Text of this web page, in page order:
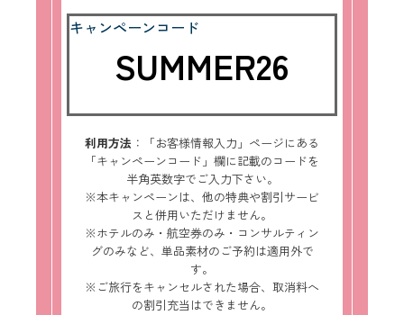
キャンペーンコード
SUMMER26
利用方法 ：「お客様情報入力」ページにある
「キャンペーンコード」欄に記載のコードを
半角英数字でご入力下さい。
※本キャンペーンは、他の特典や割引サービ
スと併用いただけません。
※ホテルのみ・航空券のみ・コンサルティン
グのみなど、単品素材のご予約は適用外で
す。
※ご旅行をキャンセルされた場合、取消料へ
の割引充当はできません。